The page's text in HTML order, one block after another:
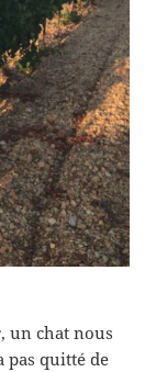
un chat nous
pas quitté de